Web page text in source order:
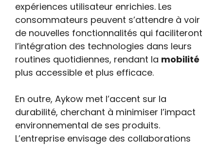
expériences utilisateur enrichies. Les
consommateurs peuvent s’attendre à voir
de nouvelles fonctionnalités qui faciliteront
l’intégration des technologies dans leurs
routines quotidiennes, rendant la mobilité
plus accessible et plus efficace.
En outre, Aykow met l’accent sur la
durabilité, cherchant à minimiser l’impact
environnemental de ses produits.
L’entreprise envisage des collaborations